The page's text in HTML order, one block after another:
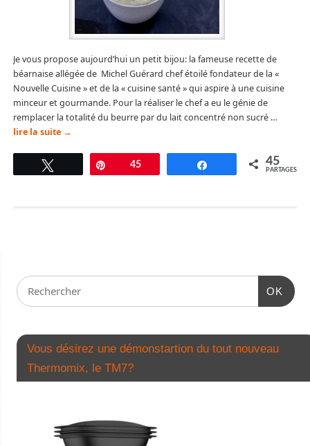
Je vous propose aujourd’hui un petit bijou: la fameuse recette de
béarnaise allégée de Michel Guérard chef étoilé fondateur de la «
Nouvelle Cuisine » et de la « cuisine santé » qui aspire à une cuisine
minceur et gourmande. Pour la réaliser le chef a eu le génie de
remplacer la totalité du beurre par du lait concentré non sucré …
lire la suite →
Tweetez Épingle
45 Partagez 45
PARTAGES
OK
Vous désirez une démonstartion du tout nouveau
Thermomix, le TM7?